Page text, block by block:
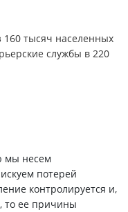
тысяч населенных
службы в 220
мы несем
потерей
контролируется и,
то ее причины